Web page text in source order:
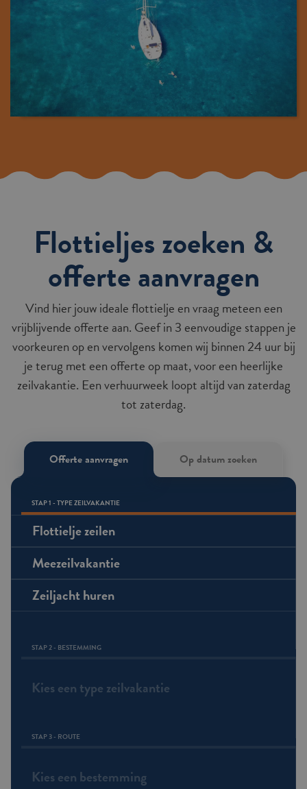
Flottieljes zoeken &
offerte aanvragen
Vind hier jouw ideale flottielje en vraag meteen een
vrijblijvende offerte aan. Geef in 3 eenvoudige stappen je
voorkeuren op en vervolgens komen wij binnen 24 uur bij
je terug met een offerte op maat, voor een heerlijke
zeilvakantie. Een verhuurweek loopt altijd van zaterdag
tot zaterdag.
Offerte aanvragen Op datum zoeken
STAP 1 - TYPE ZEILVAKANTIE
Flottielje zeilen
Meezeilvakantie
Zeiljacht huren
STAP 2 - BESTEMMING
Kies een type zeilvakantie
STAP 3 - ROUTE
Kies een bestemming